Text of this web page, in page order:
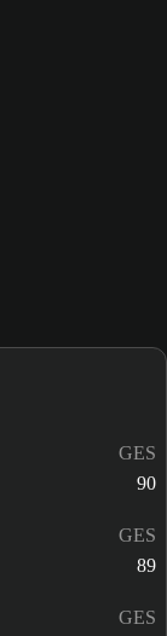
GES
90
GES
89
GES